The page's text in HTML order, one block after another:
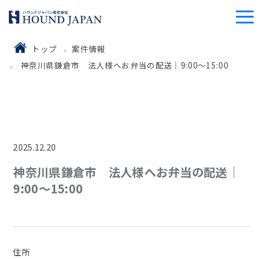
トップ
案件情報
神奈川県鎌倉市 法人様へお弁当の配送｜9:00～15:00
2025.12.20
神奈川県鎌倉市 法人様へお弁当の配送｜
9:00～15:00
住所